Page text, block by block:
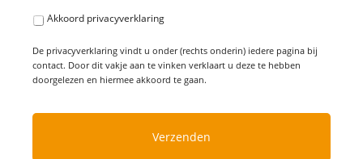
Akkoord privacyverklaring
De privacyverklaring vindt u onder (rechts onderin) iedere pagina bij
contact. Door dit vakje aan te vinken verklaart u deze te hebben
doorgelezen en hiermee akkoord te gaan.